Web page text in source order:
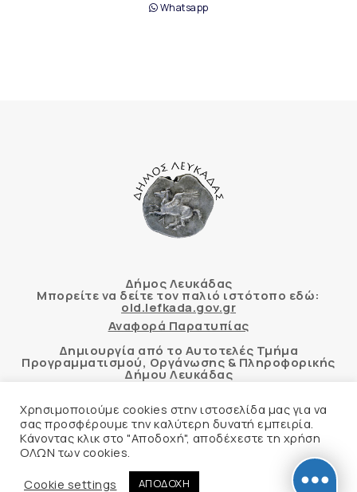
Whatsapp
Δήμος Λευκάδας
Μπορείτε να δείτε τον παλιό ιστότοπο εδώ:
old.lefkada.gov.gr
Αναφορά Παρατυπίας
Δημιουργία από το Αυτοτελές Τμήμα
Προγραμματισμού, Οργάνωσης & Πληροφορικής
Δήμου Λευκάδας
Αυτόματος έλεγχος προσβασιμότητας
δικτυακού τόπου με βάση το πρότυπο WCAG 2.1
Χρησιμοποιούμε cookies στην ιστοσελίδα μας για να
σας προσφέρουμε την καλύτερη δυνατή εμπειρία.
Κάνοντας κλικ στο "Αποδοχή", αποδέχεστε τη χρήση
ΟΛΩΝ των cookies.
Cookie settings
ΑΠΟΔΟΧΗ